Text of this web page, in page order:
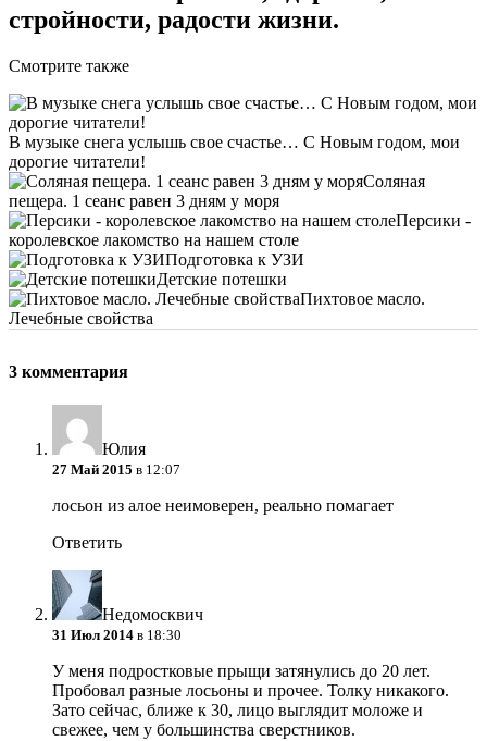
стройности, радости жизни.
Смотрите также
В музыке снега услышь свое счастье… С Новым годом, мои
дорогие читатели!
Соляная
пещера. 1 сеанс равен 3 дням у моря
Персики -
королевское лакомство на нашем столе
Подготовка к УЗИ
Детские потешки
Пихтовое масло.
Лечебные свойства
3 комментария
Юлия
27 Май 2015 в 12:07
лосьон из алое неимоверен, реально помагает
Ответить
Недомосквич
31 Июл 2014 в 18:30
У меня подростковые прыщи затянулись до 20 лет.
Пробовал разные лосьоны и прочее. Толку никакого.
Зато сейчас, ближе к 30, лицо выглядит моложе и
свежее, чем у большинства сверстников.